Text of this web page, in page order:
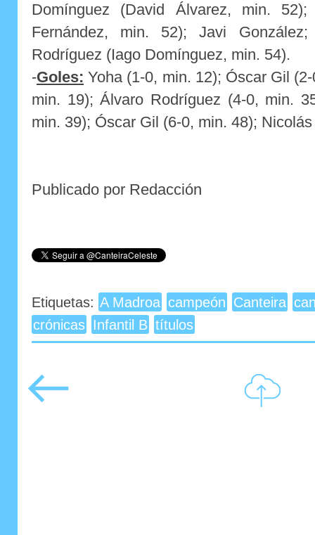
Domínguez (David Álvarez, min.
Fernández, min. 52); Javi
Rodríguez (Iago Domínguez, min. 54).
-Goles: Yoha (1-0, min. 12); Óscar Gil
min. 19); Álvaro Rodríguez (4-0, min.
min. 39); Óscar Gil (6-0, min. 48);
Publicado por Redacción
Etiquetas: A Madroa campeón Canteira
crónicas Infantil B títulos